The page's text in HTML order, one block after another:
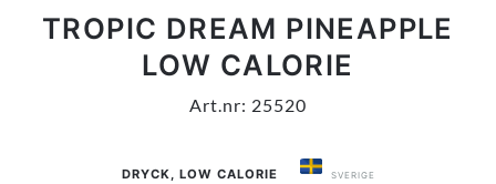
TROPIC DREAM PINEAPPLE
LOW CALORIE
Art.nr: 25520
DRYCK, LOW CALORIE SVERIGE